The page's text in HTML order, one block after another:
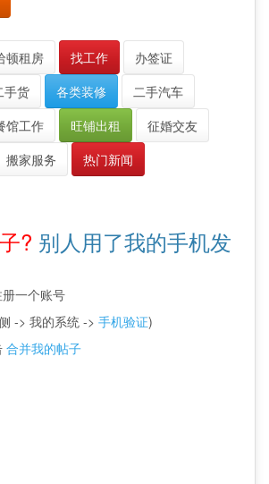
顿租房 找工作
办签证
手货 各类装修
二手汽车
馆工作 旺铺出租
征婚交友
搬家服务 热门新闻
? 别人用了我的手机发
一个账号
-> 我的系统 -> 手机验证)
合并我的帖子